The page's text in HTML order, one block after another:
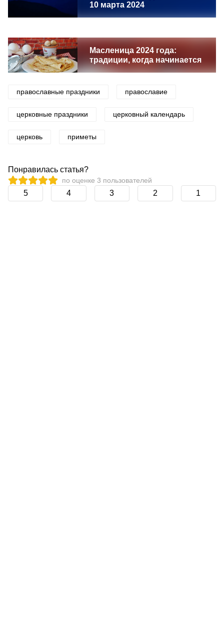
10 марта 2024
Масленица 2024 года:
традиции, когда начинается
православные праздники православие
церковные праздники церковный календарь
церковь приметы
Понравилась статья?
по оценке 3 пользователей
5 4 3 2 1